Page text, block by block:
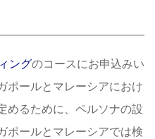
ングのコースにお申込みい
ポールとマレーシアにおけ
めるために、ペルソナの設
ポールとマレーシアでは検